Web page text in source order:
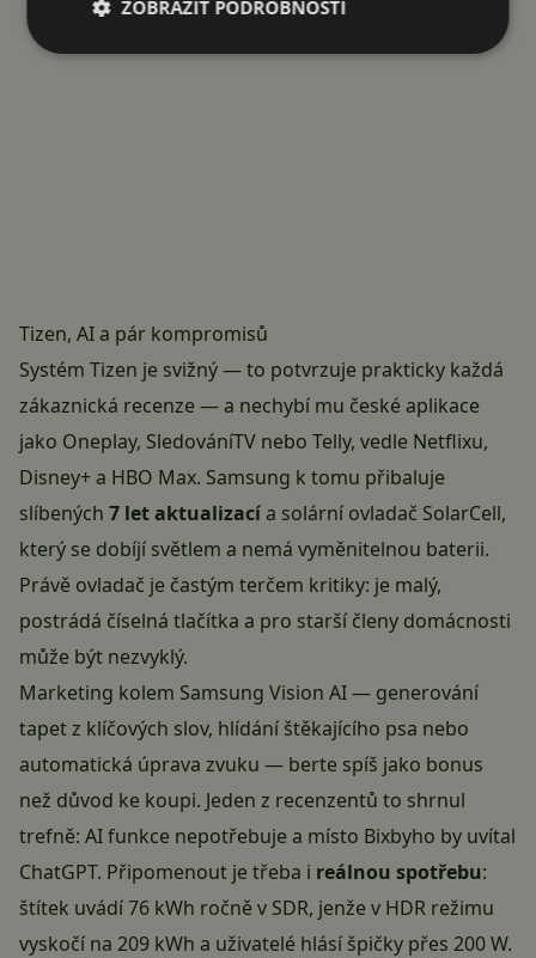
Tizen, AI a pár kompromisů
Systém Tizen je svižný — to potvrzuje prakticky každá
zákaznická recenze — a nechybí mu české aplikace
jako Oneplay, SledováníTV nebo Telly, vedle Netflixu,
Disney+ a HBO Max. Samsung k tomu přibaluje
slíbených 7 let aktualizacía solární ovladač SolarCell,
který se dobíjí světlem a nemá vyměnitelnou baterii.
Právě ovladač je častým terčem kritiky: je malý,
postrádá číselná tlačítka a pro starší členy domácnosti
může být nezvyklý.
Marketing kolem Samsung Vision AI — generování
tapet z klíčových slov, hlídání štěkajícího psa nebo
automatická úprava zvuku — berte spíš jako bonus
než důvod ke koupi. Jeden z recenzentů to shrnul
trefně: AI funkce nepotřebuje a místo Bixbyho by uvítal
ChatGPT. Připomenout je třeba i reálnou spotřebu:
štítek uvádí 76 kWh ročně v SDR, jenže v HDR režimu
vyskočí na 209 kWh a uživatelé hlásí špičky přes 200 W.
ZOBRAZIT PODROBNOSTI